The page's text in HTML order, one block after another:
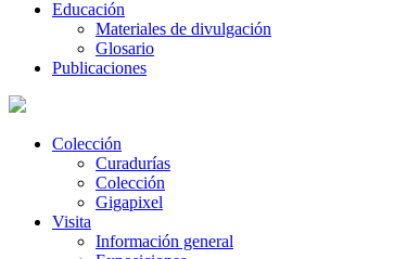
Educación
Materiales de divulgación
Glosario
Publicaciones
Colección
Curadurías
Colección
Gigapixel
Visita
Información general